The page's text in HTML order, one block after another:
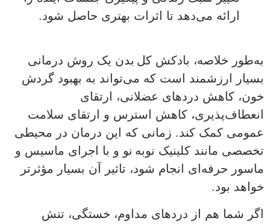
ارائه می‌دهد تا اثرات بهتری حاصل شود.
به‌طور خلاصه، بادکش کل بدن یک روش درمانی
بسیار ارزشمند است که می‌تواند به بهبود گردش
خون، کاهش دردهای عضلانی، ارتقای
انعطاف‌پذیری، کاهش استرس و ارتقای سلامت
عمومی کمک کند. زمانی که این درمان در محیطی
تخصصی مانند کلینیک نوبه نو و با اجرای ماسیس و
ماسور حرفه‌ای انجام شود، تاثیر آن بسیار مؤثرتر
خواهد بود.
اگر شما هم از دردهای مداوم، خستگی، تنش